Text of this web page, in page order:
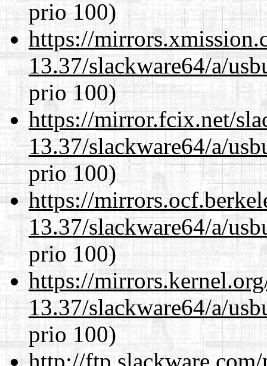
prio 100)
https://
13.37/slackware64/a/
prio 100)
https://mirror.fcix.net/
13.37/slackware64/a/
prio 100)
https://
13.37/slackware64/a/
prio 100)
https://
13.37/slackware64/a/
prio 100)
http://